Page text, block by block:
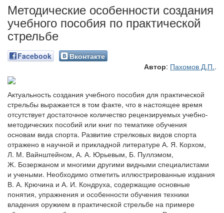
Методические особенности создания
учебного пособия по практической
стрельбе
Facebook
Вконтакте
Автор: Пахомов Д.П..
Актуальность создания учебного пособия для практической
стрельбы выражается в том факте, что в настоящее время
отсутствует достаточное количество рецензируемых учебно-
методических пособий или книг по тематике обучения
основам вида спорта. Развитие стрелковых видов спорта
отражено в научной и прикладной литературе А. Я. Корхом,
Л. М. Вайнштейном, А. А. Юрьевым, Б. Пуллэмом,
Ж. Бозержаном и многими другими видными специалистами
и учеными. Необходимо отметить иллюстрированные издания
В. А. Крючина и А. И. Кондруха, содержащие основные
понятия, упражнения и особенности обучения техники
владения оружием в практической стрельбе на примере